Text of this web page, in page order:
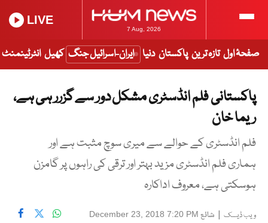
7 Aug, 2026
LIVE
صفحۂ اول تازہ ترین پاکستان دنیا ایران-اسرائیل جنگ کھیل انٹرٹینمنٹ
پاکستانی فلم انڈسٹری مشکل دور سے گزرر ہی ہے،
ریما خان
فلم انڈسٹری کے حوالے سے میری سوچ مثبت ہے اور
ہماری فلم انڈسٹری مزید بہتر اور ترقی کی راہوں پر گامزن
ہوسکتی ہے، معروف اداکارہ
ویب ڈیسک | شائع December 23, 2018 7:20 PM